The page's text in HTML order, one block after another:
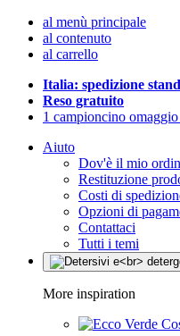
al menù principale
al contenuto
al carrello
Italia: spedizione
Reso gratuito
1 campioncino
Aiuto
Dov'è il mio
Restituzione
Costi di
Opzioni di
Contattaci
Tutti i temi
More inspiration